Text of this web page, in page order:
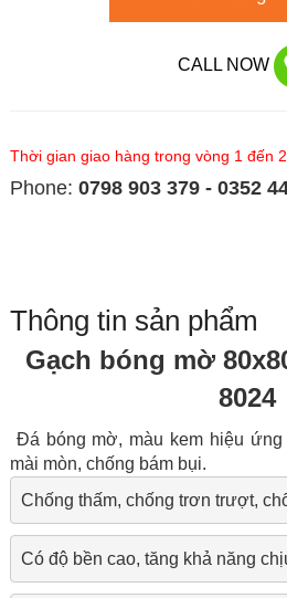
CALL NOW
Thời gian giao hàng trong vòng 1 đến
Phone: 0798 903 379 - 0352
Thông tin sản phẩm
Gạch bóng mờ
8024
Đá bóng mờ, màu kem hiệu
mài mòn, chống bám bụi.
Chống thấm, chống trơn trượt,
Có độ bền cao, tăng khả năng